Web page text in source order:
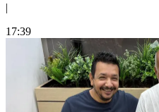
|
17:39